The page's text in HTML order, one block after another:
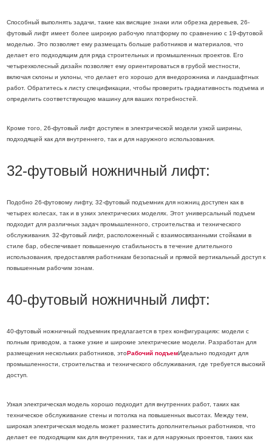
Способный выполнять задачи, такие как висящие знаки или обрезка деревьев, 26-
футовый лифт имеет более широкую рабочую платформу по сравнению с 19-футовой
моделью. Это позволяет ему размещать больше работников и материалов, что
делает его подходящим для ряда строительных и промышленных проектов. Его
четырехколесный дизайн позволяет ему ориентироваться в грубой местности,
включая склоны и уклоны, что делает его хорошо для внедорожника и ландшафтных
работ. Обратитесь к листу спецификации, чтобы проверить градиативность подъема и
определить соответствующую машину для ваших потребностей.
Кроме того, 26-футовый лифт доступен в электрической модели узкой ширины,
подходящей как для внутреннего, так и для наружного использования.
32-футовый ножничный лифт:
Подобно 26-футовому лифту, 32-футовый подъемник для ножниц доступен как в
четырех колесах, так и в узких электрических моделях. Этот универсальный подъем
подходит для различных задач промышленного, строительства и технического
обслуживания. 32-футовый лифт, расположенный с взаимосвязанными стойками в
стиле бар, обеспечивает повышенную стабильность в течение длительного
использования, предоставляя работникам безопасный и прямой вертикальный доступ к
повышенным рабочим зонам.
40-футовый ножничный лифт:
40-футовый ножничный подъемник предлагается в трех конфигурациях: модели с
полным приводом, а также узкие и широкие электрические модели. Разработан для
размещения нескольких работников, это Рабочий подъемИдеально подходит для
промышленности, строительства и технического обслуживания, где требуется высокий
доступ.
Узкая электрическая модель хорошо подходит для внутренних работ, таких как
техническое обслуживание стены и потолка на повышенных высотах. Между тем,
широкая электрическая модель может разместить дополнительных работников, что
делает ее подходящим как для внутренних, так и для наружных проектов, таких как